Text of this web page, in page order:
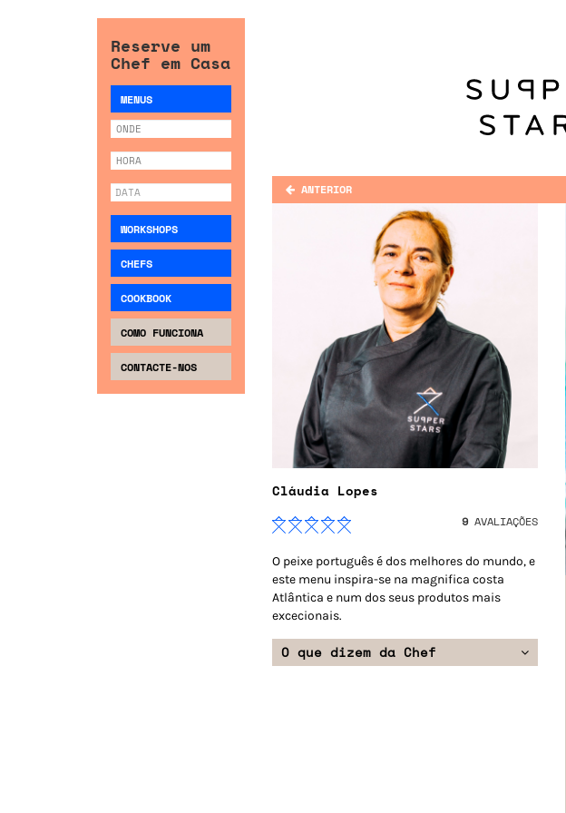
Reserve um
Chef em Casa
MENUS
WORKSHOPS
CHEFS
COOKBOOK
COMO FUNCIONA
CONTACTE-NOS
ANTERIOR
Cláudia Lopes
9AVALIAÇÕES
O peixe português é dos melhores do mundo, e
este menu inspira-se na magnifica costa
Atlântica e num dos seus produtos mais
excecionais.
O que dizem da Chef